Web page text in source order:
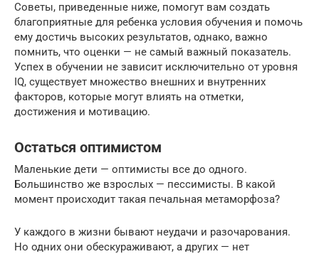
Советы, приведенные ниже, помогут вам создать
благоприятные для ребенка условия обучения и помочь
ему достичь высоких результатов, однако, важно
помнить, что оценки — не самый важный показатель.
Успех в обучении не зависит исключительно от уровня
IQ, существует множество внешних и внутренних
факторов, которые могут влиять на отметки,
достижения и мотивацию.
Остаться оптимистом
Маленькие дети — оптимисты все до одного.
Большинство же взрослых — пессимисты. В какой
момент происходит такая печальная метаморфоза?
У каждого в жизни бывают неудачи и разочарования.
Но одних они обескураживают, а других — нет